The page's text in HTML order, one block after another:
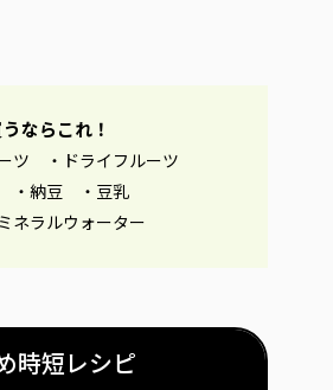
ならこれ！
ツ ・ドライフルーツ
・納豆 ・豆乳
ネラルウォーター
時短レシピ